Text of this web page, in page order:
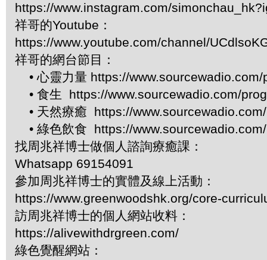
https://www.instagram.com/
祥哥的Youtube：
https://www.youtube.com/channel/
祥哥的網台節目：
• 心靈力量 https://
• 食生 https://www.sourcewadio.com/
• 天然療癒 https://
• 綠色飲食 https://
找周兆祥博士做個人諮詢療癒課：
Whatsapp 69154091
參加周兆祥博士的實體及線上活動：
https://www.greenwoodshk.org/core-
訪周兆祥博士的個人網站收料：
https://alivewithdrgreen.com/
綠色覺醒網站：